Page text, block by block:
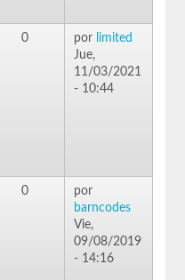
0 por limited
Jue,
11/03/2021
- 10:44
0
por
barncodes
Vie,
09/08/2019
- 14:16